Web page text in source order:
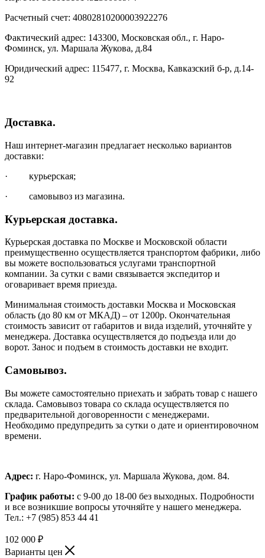
Расчетный счет: 40802810200003922276
Фактический адрес: 143300, Московская обл., г. Наро-
Фоминск, ул. Маршала Жукова, д.84
Юридический адрес: 115477, г. Москва, Кавказский б-р, д.14-
92
Доставка.
Наш интернет-магазин предлагает несколько вариантов
доставки:
· курьерская;
· самовывоз из магазина.
Курьерская доставка.
Курьерская доставка по Москве и Московской области
преимущественно осуществляется транспортом фабрики, либо
вы можете воспользоваться услугами транспортной
компании. За сутки с вами связывается экспедитор и
оговаривает время приезда.
Минимальная стоимость доставки Москва и Московская
область (до 80 км от МКАД) – от 1200р. Окончательная
стоимость зависит от габаритов и вида изделий, уточняйте у
менеджера. Доставка осуществляется до подъезда или до
ворот. Занос и подъем в стоимость доставки не входит.
Самовывоз.
Вы можете самостоятельно приехать и забрать товар с нашего
склада. Самовывоз товара со склада осуществляется по
предварительной договоренности с менеджерами.
Необходимо предупредить за сутки о дате и ориентировочном
времени.
Адрес: г. Наро-Фоминск, ул. Маршала Жукова, дом. 84.
График работы: с 9-00 до 18-00 без выходных. Подробности
и все возникшие вопросы уточняйте у нашего менеджера.
Тел.: +7 (985) 853 44 41
102 000 ₽
Варианты цен